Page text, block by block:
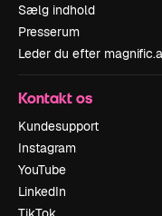
Sælg indhold
Presserum
Leder du efter
Kontakt os
Kundesupport
Instagram
YouTube
LinkedIn